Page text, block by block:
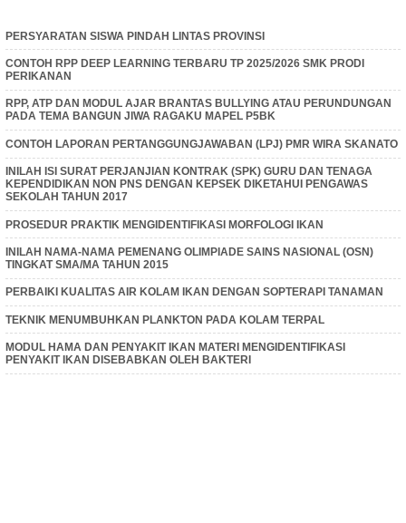
PERSYARATAN SISWA PINDAH LINTAS PROVINSI
CONTOH RPP DEEP LEARNING TERBARU TP 2025/2026 SMK PRODI
PERIKANAN
RPP, ATP DAN MODUL AJAR BRANTAS BULLYING ATAU PERUNDUNGAN
PADA TEMA BANGUN JIWA RAGAKU MAPEL P5BK
CONTOH LAPORAN PERTANGGUNGJAWABAN (LPJ) PMR WIRA SKANATO
INILAH ISI SURAT PERJANJIAN KONTRAK (SPK) GURU DAN TENAGA
KEPENDIDIKAN NON PNS DENGAN KEPSEK DIKETAHUI PENGAWAS
SEKOLAH TAHUN 2017
PROSEDUR PRAKTIK MENGIDENTIFIKASI MORFOLOGI IKAN
INILAH NAMA-NAMA PEMENANG OLIMPIADE SAINS NASIONAL (OSN)
TINGKAT SMA/MA TAHUN 2015
PERBAIKI KUALITAS AIR KOLAM IKAN DENGAN SOPTERAPI TANAMAN
TEKNIK MENUMBUHKAN PLANKTON PADA KOLAM TERPAL
MODUL HAMA DAN PENYAKIT IKAN MATERI MENGIDENTIFIKASI
PENYAKIT IKAN DISEBABKAN OLEH BAKTERI